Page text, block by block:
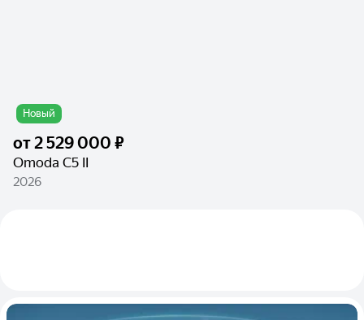
Новый
от2 529 000 ₽
Omoda C5 II
2026